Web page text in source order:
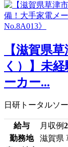
【滋賀県
く）】未
ーカー...
日研トータルソ
給与 月収例
勤務地
滋賀県